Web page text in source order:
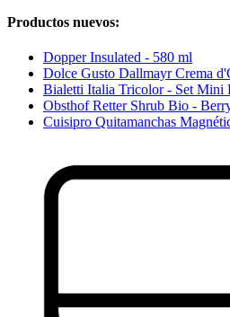
Productos nuevos:
Dopper Insulated - 580 ml
Dolce Gusto Dallmayr Crema
Bialetti Italia Tricolor - Set Mini
Obsthof Retter Shrub Bio -
Cuisipro Quitamanchas